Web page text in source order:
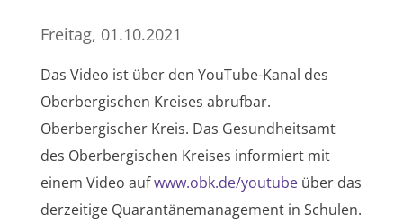
Freitag, 01.10.2021
Das Video ist über den YouTube-Kanal des
Oberbergischen Kreises abrufbar.
Oberbergischer Kreis. Das Gesundheitsamt
des Oberbergischen Kreises informiert mit
einem Video aufwww.obk.de/youtubeüber das
derzeitige Quarantänemanagement in Schulen.